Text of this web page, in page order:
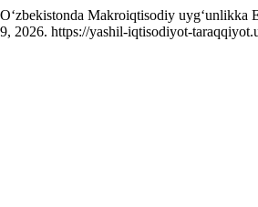
Makroiqtisodiy uyg‘unlikka
2026. https://yashil-iqtisodiyot-